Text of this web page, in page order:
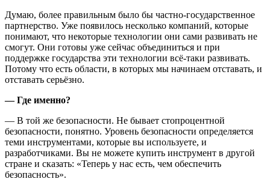
Думаю, более правильным было бы частно-государственное
партнерство. Уже появилось несколько компаний, которые
понимают, что некоторые технологии они сами развивать не
смогут. Они готовы уже сейчас объединиться и при
поддержке государства эти технологии всё-таки развивать.
Потому что есть области, в которых мы начинаем отставать, и
отставать серьёзно.
— Где именно?
— В той же безопасности. Не бывает стопроцентной
безопасности, понятно. Уровень безопасности определяется
теми инструментами, которые вы используете, и
разработчиками. Вы не можете купить инструмент в другой
стране и сказать: «Теперь у нас есть, чем обеспечить
безопасность».